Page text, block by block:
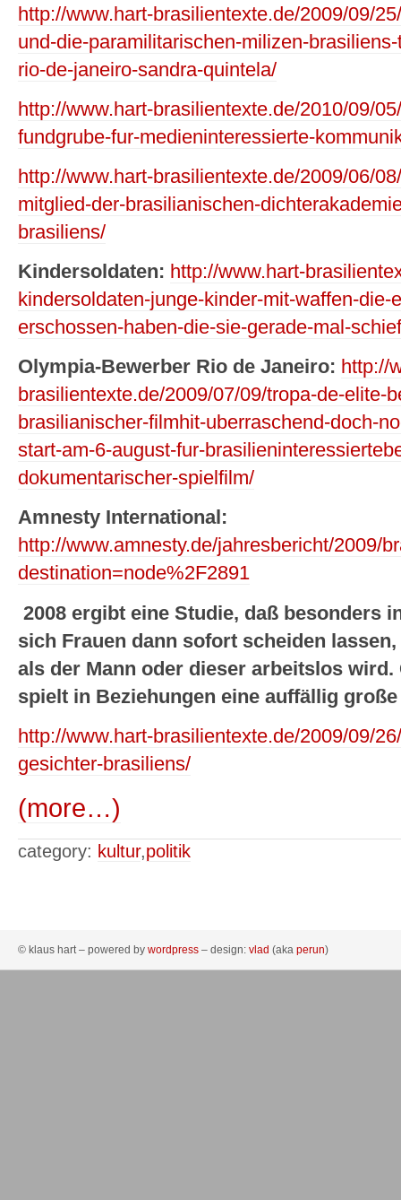
http://www.hart-brasilientexte.de/2009/09/
und-die-paramilitarischen-milizen-
rio-de-janeiro-sandra-quintela/
http://www.hart-brasilientexte.de/2010/09/
fundgrube-fur-medieninteressierte-
http://www.hart-brasilientexte.de/2009/06/
mitglied-der-brasilianischen-
brasiliens/
Kindersoldaten: http://www.hart-
kindersoldaten-junge-kinder-mit-waffen-die-
erschossen-haben-die-sie-gerade-mal-
Olympia-Bewerber Rio de Janeiro: http://
brasilientexte.de/2009/07/09/tropa-de-elite-
brasilianischer-filmhit-uberraschend-doch-
start-am-6-august-fur-
dokumentarischer-spielfilm/
Amnesty International:
http://www.amnesty.de/jahresbericht/2009/
destination=node%2F2891
2008 ergibt eine Studie, daß besonders
sich Frauen dann sofort scheiden
als der Mann oder dieser arbeitslos
spielt in Beziehungen eine auffällig
http://www.hart-brasilientexte.de/2009/09/
gesichter-brasiliens/
(more…)
category: kultur,politik
© klaus hart – powered by wordpress – design: vlad (aka perun)